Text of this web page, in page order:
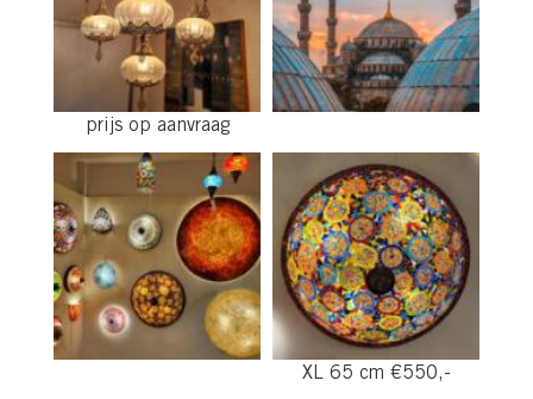
prijs op aanvraag
XL 65 cm €550,-